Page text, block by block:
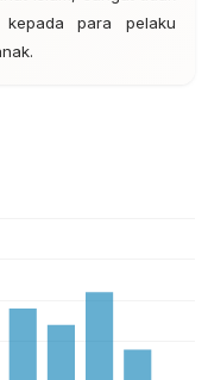
kepada para pelaku